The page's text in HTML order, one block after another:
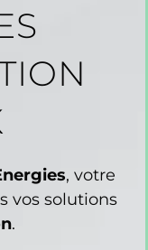
, votre
vos solutions
.